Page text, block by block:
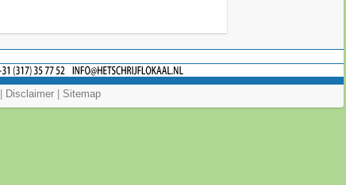
Disclaimer| Sitemap